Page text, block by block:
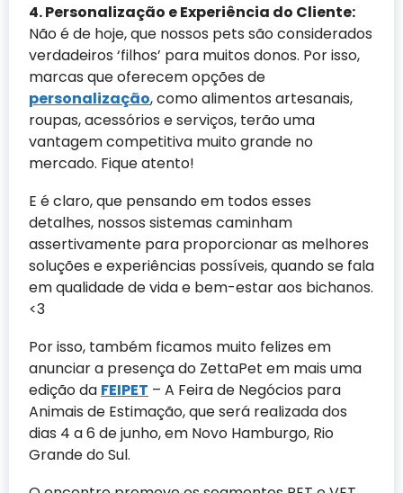
4. Personalização e Experiência do Cliente:
Não é de hoje, que nossos pets são considerados
verdadeiros ‘filhos’ para muitos donos. Por isso,
marcas que oferecem opções de
personalização, como alimentos artesanais,
roupas, acessórios e serviços, terão uma
vantagem competitiva muito grande no
mercado. Fique atento!
E é claro, que pensando em todos esses
detalhes, nossos sistemas caminham
assertivamente para proporcionar as melhores
soluções e experiências possíveis, quando se fala
em qualidade de vida e bem-estar aos bichanos.
<3
Por isso, também ficamos muito felizes em
anunciar a presença do ZettaPet em mais uma
edição da FEIPET – A Feira de Negócios para
Animais de Estimação, que será realizada dos
dias 4 a 6 de junho, em Novo Hamburgo, Rio
Grande do Sul.